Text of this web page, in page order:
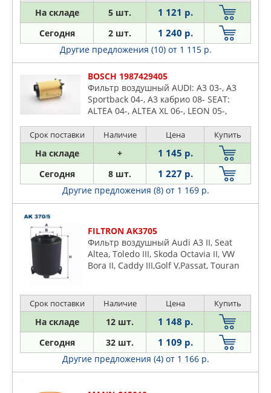
На складе 5 шт. 1 121 р.
Сегодня 2 шт. 1 240 р.
Другие предложения (10) от 1 115 р.
BOSCH 1987429405
Фильтр воздушный AUDI: A3 03-, A3
Sportback 04-, A3 кабрио 08- SEAT:
ALTEA 04-, ALTEA XL 06-, LEON 05-,
OCTAVIA Combi 04-,
Срок поставки Наличие Цена Купить
На складе + 1 145 р.
Сегодня 8 шт. 1 227 р.
Другие предложения (8) от 1 169 р.
FILTRON AK3705
Фильтр воздушный Audi A3 II, Seat
Altea, Toledo III, Skoda Octavia II, VW
Bora II, Caddy III,Golf V,Passat, Touran
Срок поставки Наличие Цена Купить
На складе 12 шт. 1 148 р.
Сегодня 32 шт. 1 109 р.
Другие предложения (4) от 1 166 р.